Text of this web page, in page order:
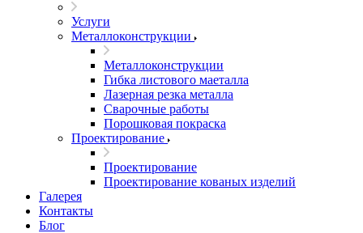
Услуги
Металлоконструкции
Металлоконструкции
Гибка листового маеталла
Лазерная резка металла
Сварочные работы
Порошковая покраска
Проектирование
Проектирование
Проектирование кованых изделий
Галерея
Контакты
Блог